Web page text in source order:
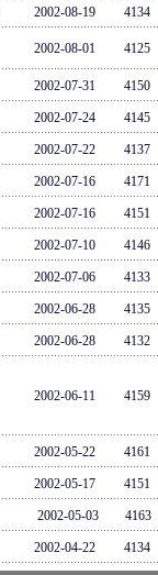
2002-08-19 4134
2002-08-01 4125
2002-07-31 4150
2002-07-24 4145
2002-07-22 4137
2002-07-16 4171
2002-07-16 4151
2002-07-10 4146
2002-07-06 4133
2002-06-28 4135
2002-06-28 4132
2002-06-11 4159
2002-05-22 4161
2002-05-17 4151
2002-05-03 4163
2002-04-22 4134